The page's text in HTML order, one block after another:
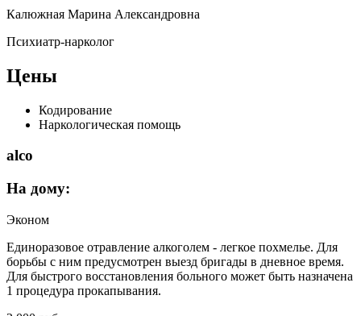
Калюжная Марина Александровна
Психиатр-нарколог
Цены
Кодирование
Наркологическая помощь
alco
На дому:
Эконом
Единоразовое отравление алкоголем - легкое похмелье. Для
борьбы с ним предусмотрен выезд бригады в дневное время.
Для быстрого восстановления больного может быть назначена
1 процедура прокапывания.